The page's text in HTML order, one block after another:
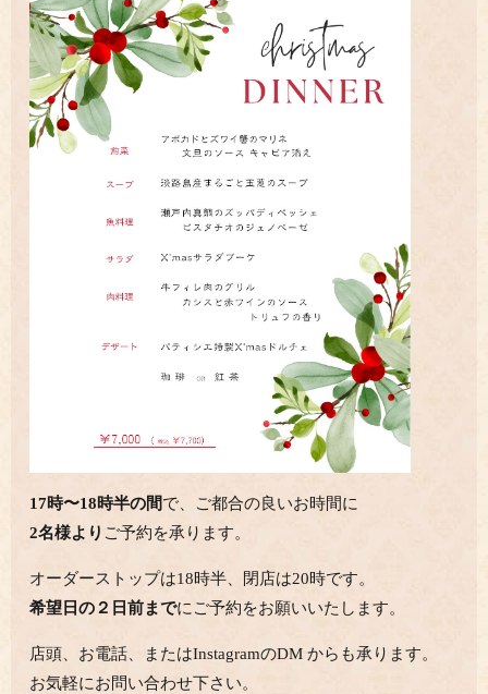
17時〜18時半の間で、ご都合の良いお時間に
2名様より ご予約を承ります。
オーダーストップは18時半、閉店は20時です。
希望日の２日前までにご予約をお願いいたします。
店頭、お電話、またはInstagramのDM からも承ります。
お気軽にお問い合わせ下さい。